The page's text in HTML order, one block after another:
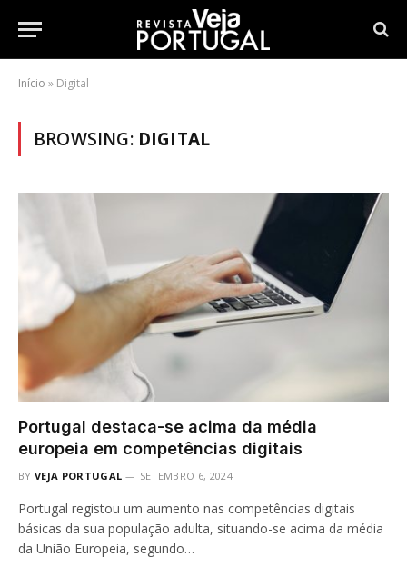
Início » Digital
BROWSING: DIGITAL
Portugal destaca-se acima da média
europeia em competências digitais
BY VEJA PORTUGAL SETEMBRO 6, 2024
Portugal registou um aumento nas competências digitais
básicas da sua população adulta, situando-se acima da média
da União Europeia, segundo…